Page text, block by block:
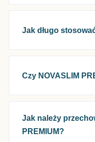
Jak długo
Czy NOVASLIM
Jak należy
PREMIUM?